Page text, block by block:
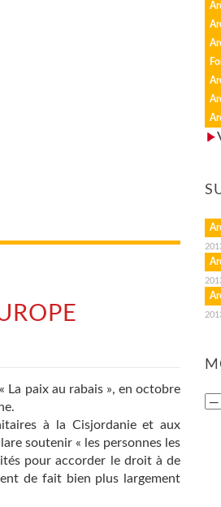
La paix au rabais », en octobre
à la Cisjordanie et aux
soutenir « les personnes les
pour accorder le droit à de
de fait bien plus largement